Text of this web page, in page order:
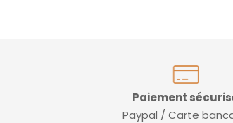
Paiement
Paypal / Carte